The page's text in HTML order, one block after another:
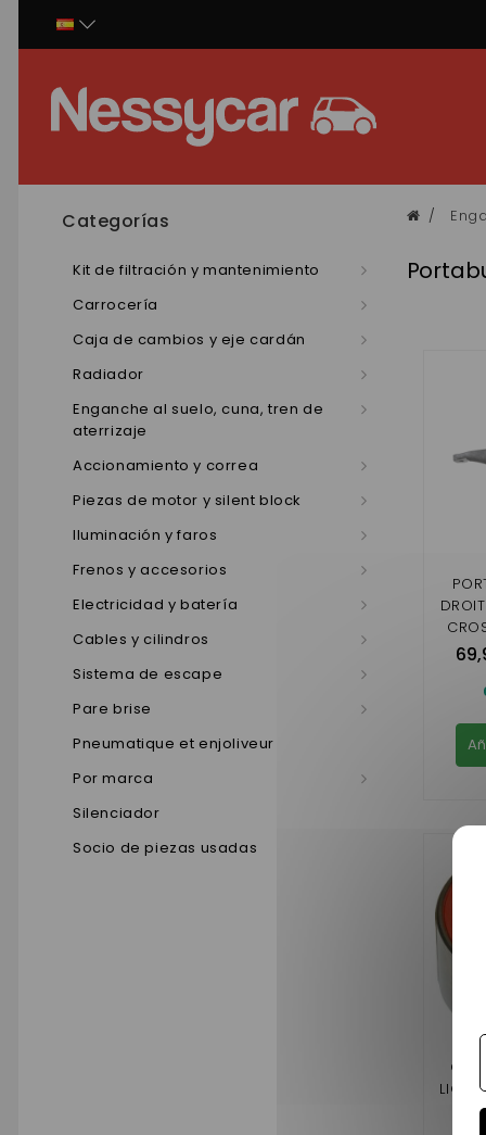
Categorías
Kit de filtración y mantenimiento
Carrocería
Caja de cambios y eje cardán
Radiador
Enganche al suelo, cuna, tren de
aterrizaje
Accionamiento y correa
Piezas de motor y silent block
Iluminación y faros
Frenos y accesorios
Electricidad y batería
Cables y cilindros
Sistema de escape
Pare brise
Pneumatique et enjoliveur
Por marca
Silenciador
Socio de piezas usadas
GTO